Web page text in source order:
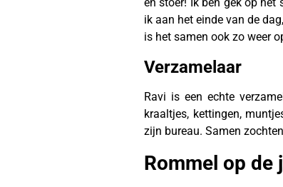
ik aan het einde van de
is het samen ook zo weer
Verzamelaar
Ravi is een echte
kraaltjes, kettingen,
zijn bureau. Samen
Rommel op de